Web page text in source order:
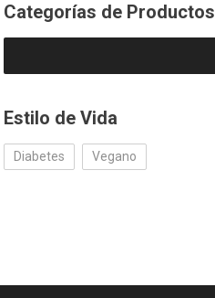
Categorías de Productos
Estilo de Vida
Diabetes Vegano